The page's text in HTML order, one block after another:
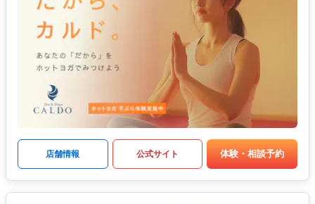
店舗情報 公式サイト 体験・相談予約